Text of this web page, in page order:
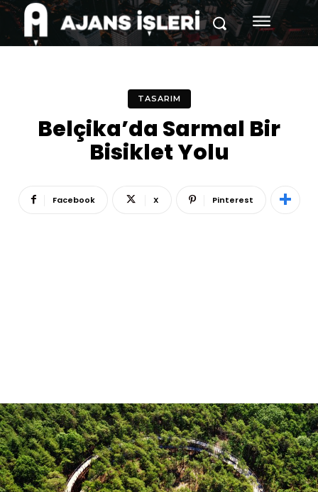
TASARIM
Belçika’da Sarmal Bir
Bisiklet Yolu
Facebook X Pinterest